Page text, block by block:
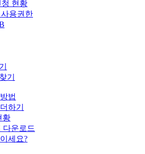
청 현황
용권한
기
법
하기
황
다운로드
세요?